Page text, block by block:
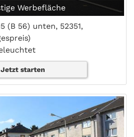
Werbefläche
(B 56) unten, 52351,
Jetzt starten